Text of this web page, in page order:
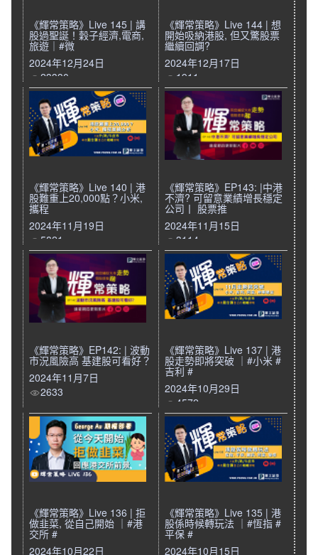
《輝常策略》Live 145 | 講
股過聖誕！穀子經濟,電商,
旅遊｜#微
2024年12月24日
23330
《輝常策略》Live 144 | 想
開始吸納港股, 但又驚股票
繼續回調?
2024年12月17日
1911
《輝常策略》Live 140 | 港
股難重上20,000點？小米,
攜程
2024年11月19日
5821
《輝常策略》EP143: |中港
不濟? 可留意業績增長穩定
公司丨 股票推
2024年11月15日
3114
《輝常策略》EP142: | 波動
市況風險高 基建股可看好？
2024年11月7日
2633
《輝常策略》Live 137 | 港
股走勢即將突破 ｜#小米 #
吉利 #
2024年10月29日
4572
《輝常策略》Live 136 | 拒
做韭菜, 從自己開始 ｜#港
交所 #
2024年10月22日
《輝常策略》Live 135 | 港
股係時候轉玩法 ｜#恆指 #
平保 #
2024年10月15日